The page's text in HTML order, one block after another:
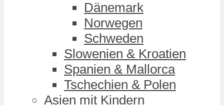
Dänemark
Norwegen
Schweden
Slowenien & Kroatien
Spanien & Mallorca
Tschechien & Polen
Asien mit Kindern